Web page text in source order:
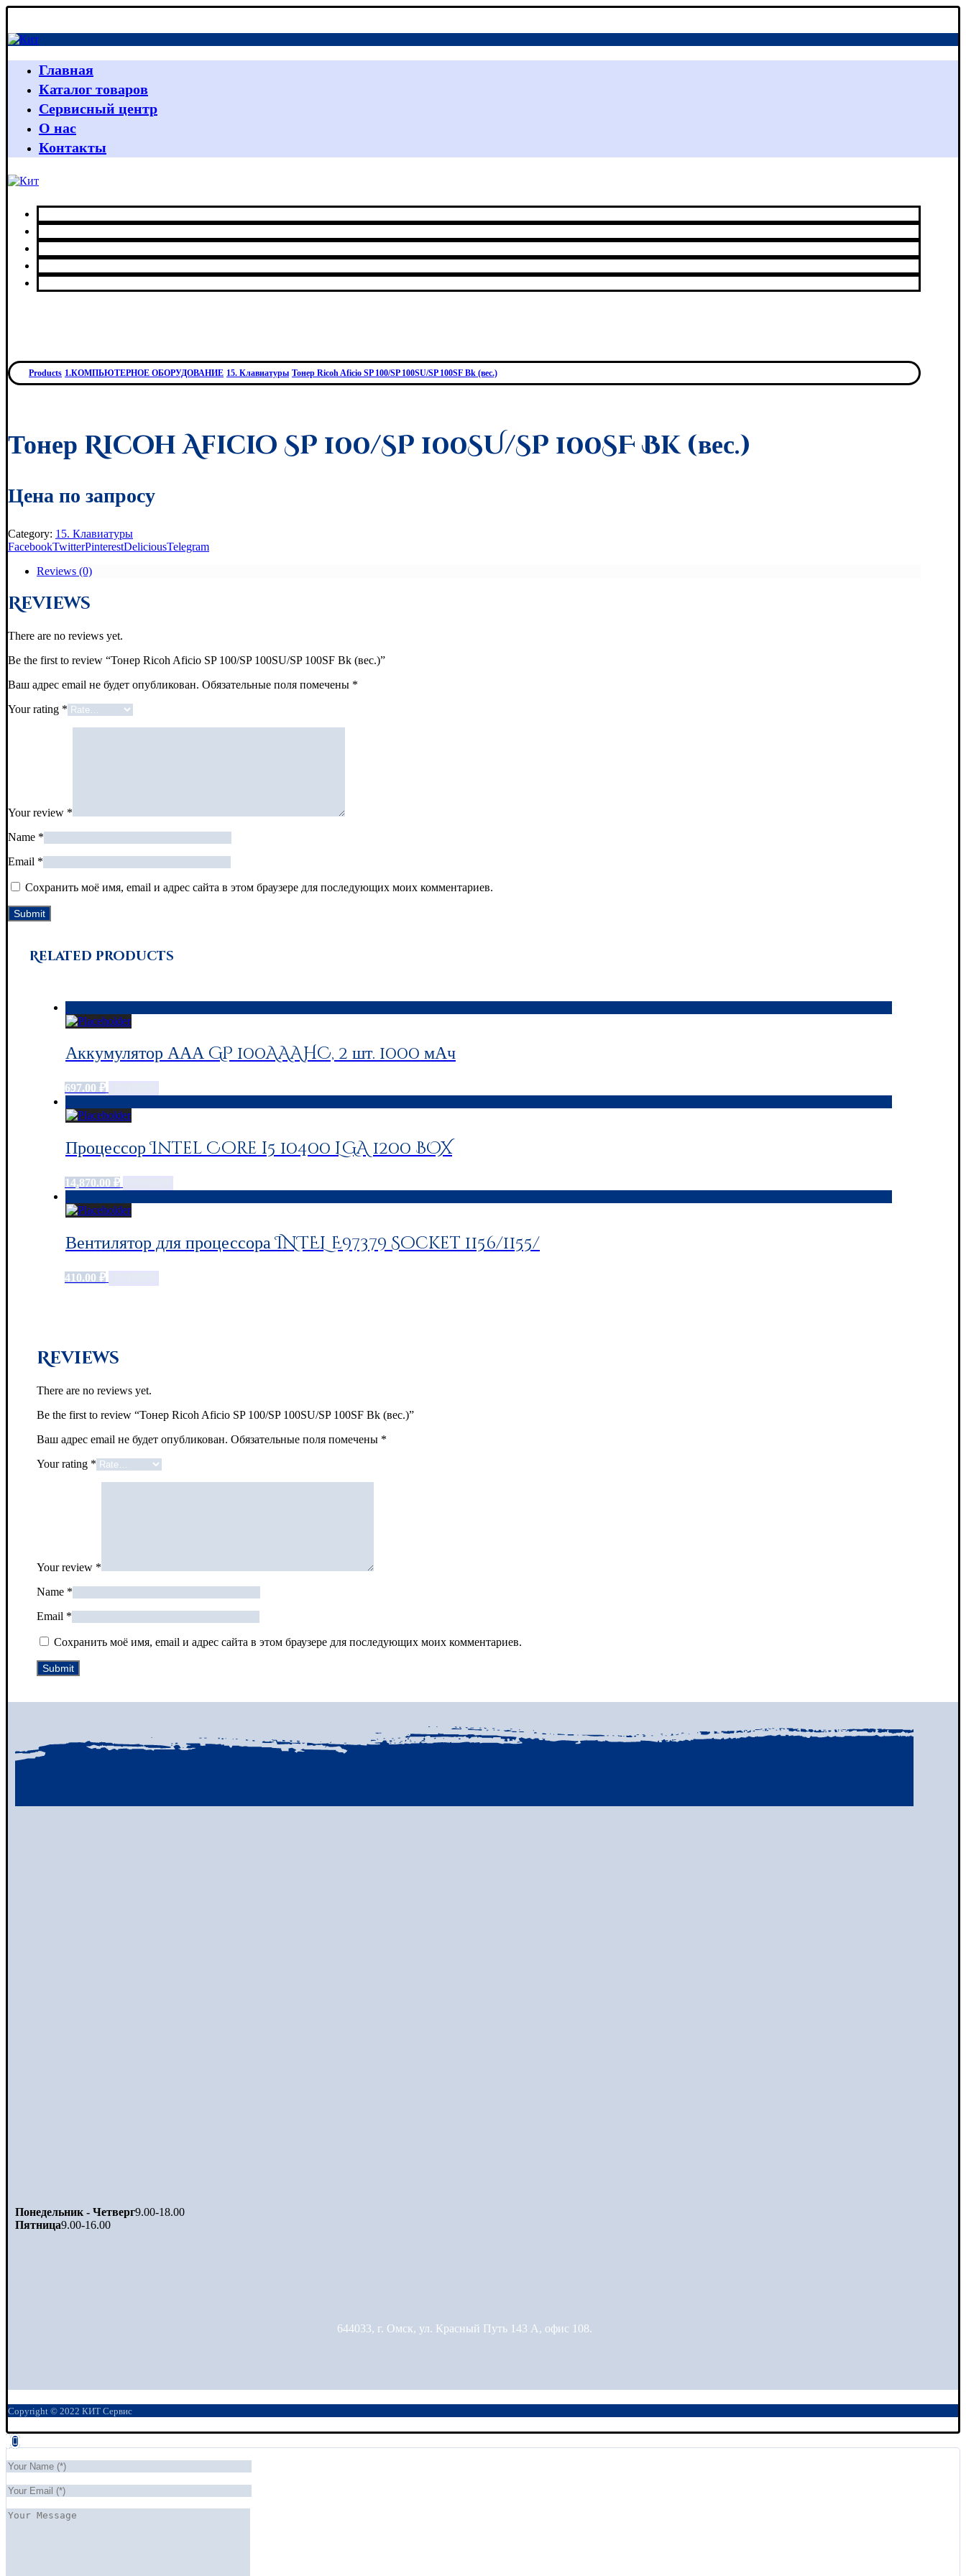
Главная
Каталог товаров
Сервисный центр
О нас
Контакты
Products 1.КОМПЬЮТЕРНОЕ ОБОРУДОВАНИЕ 15. Клавиатуры Тонер Ricoh Aficio SP 100/SP 100SU/SP 100SF Bk (вес.)
Тонер Ricoh Aficio SP 100/SP 100SU/SP 100SF Bk (вес.)
Цена по запросу
Category: 15. Клавиатуры
FacebookTwitterPinterestDeliciousTelegram
Reviews (0)
Reviews
There are no reviews yet.
Be the first to review “Тонер Ricoh Aficio SP 100/SP 100SU/SP 100SF Bk (вес.)”
Ваш адрес email не будет опубликован. Обязательные поля помечены *
Your rating *
Your review *
Name *
Email *
Сохранить моё имя, email и адрес сайта в этом браузере для последующих моих комментариев.
Related products
Аккумулятор ААА GP 100AAAHC, 2 шт. 1000 мАч
697.00 ₽
Процессор Intel Core i5 10400 LGA 1200 BOX
14,870.00 ₽
Вентилятор для процессора INTEL E97379 Socket 1156/1155/
410.00 ₽
Reviews
There are no reviews yet.
Be the first to review “Тонер Ricoh Aficio SP 100/SP 100SU/SP 100SF Bk (вес.)”
Ваш адрес email не будет опубликован. Обязательные поля помечены *
Your rating *
Your review *
Name *
Email *
Сохранить моё имя, email и адрес сайта в этом браузере для последующих моих комментариев.
Понедельник - Четверг9.00-18.00
Пятница9.00-16.00
644033, г. Омск, ул. Красный Путь 143 А, офис 108.
Copyright © 2022 КИТ Сервис